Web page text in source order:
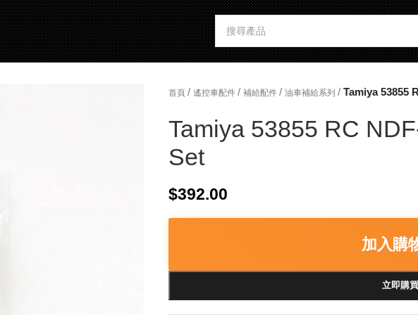
首頁 / 遙控車配件 / 補給配件 / 油車補給系列 / Tamiya 53855
Tamiya 53855 RC
Set
$392.00
加入購
立即購買